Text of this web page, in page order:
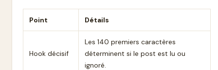
Point Détails
Hook décisif
Les 140 premiers caractères
déterminent si le post est lu ou
ignoré.